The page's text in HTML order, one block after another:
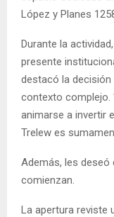
López y Planes
Durante la
presente
destacó la decisión
contexto complejo.
animarse a invertir
Trelew es
Además, les deseó
comienzan.
La apertura reviste